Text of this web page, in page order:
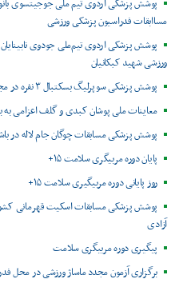
پوشش پزشکی اردوی تیم ملی جوجیتسوی
مساابقات فدراسیون پزشکی ورزشی
پوشش پزشکی اردوی تیم‌ملی جودوی
ورزشی شهید کبکانیان
پوشش پزشکی سوپرلیگ بسکتبال ۳ نفره در مجموعه ورزشی انقلاب
معاینات ملی پوشان کبدی و گلف اعزامی به
پوشش پزشکی مسابقات چوگان جام لاله در
پایان دوره مربیگری سلامت ۱۵+
روز پایانی دوره مربیگیری سلامت ۱۵+
پوشش پزشکی مسابقات اسکیت قهرمانی
آزادی
پیگیری دوره مربیگری سلامت
برگزاری آزمون مجدد ماساژ ورزشی در محل